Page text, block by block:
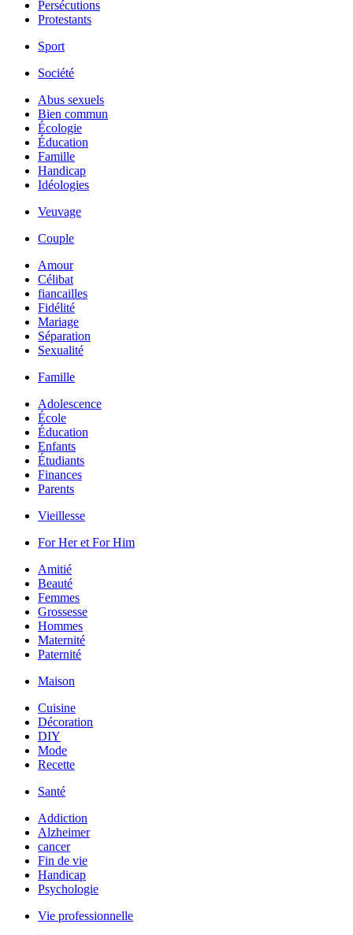
Persécutions
Protestants
Sport
Société
Abus sexuels
Bien commun
Écologie
Éducation
Famille
Handicap
Idéologies
Veuvage
Couple
Amour
Célibat
fiancailles
Fidélité
Mariage
Séparation
Sexualité
Famille
Adolescence
École
Éducation
Enfants
Étudiants
Finances
Parents
Vieillesse
For Her et For Him
Amitié
Beauté
Femmes
Grossesse
Hommes
Maternité
Paternité
Maison
Cuisine
Décoration
DIY
Mode
Recette
Santé
Addiction
Alzheimer
cancer
Fin de vie
Handicap
Psychologie
Vie professionnelle